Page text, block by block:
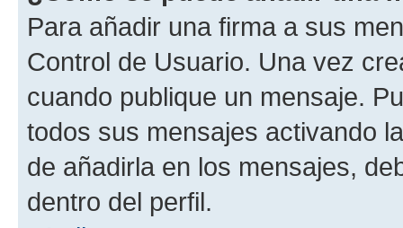
Para añadir una firma a sus
Control de Usuario. Una vez
cuando publique un mensaje.
todos sus mensajes activando
de añadirla en los mensajes,
dentro del perfil.